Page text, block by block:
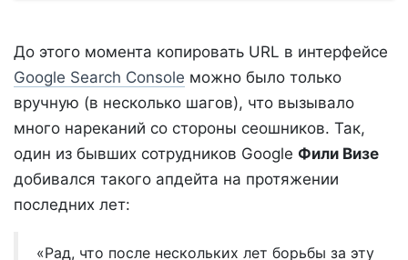
До этого момента копировать URL в интерфейсе
Google Search Console можно было только
вручную (в несколько шагов), что вызывало
много нареканий со стороны сеошников. Так,
один из бывших сотрудников Google Фили Визе
добивался такого апдейта на протяжении
последних лет:
«Рад, что после нескольких лет борьбы за эту